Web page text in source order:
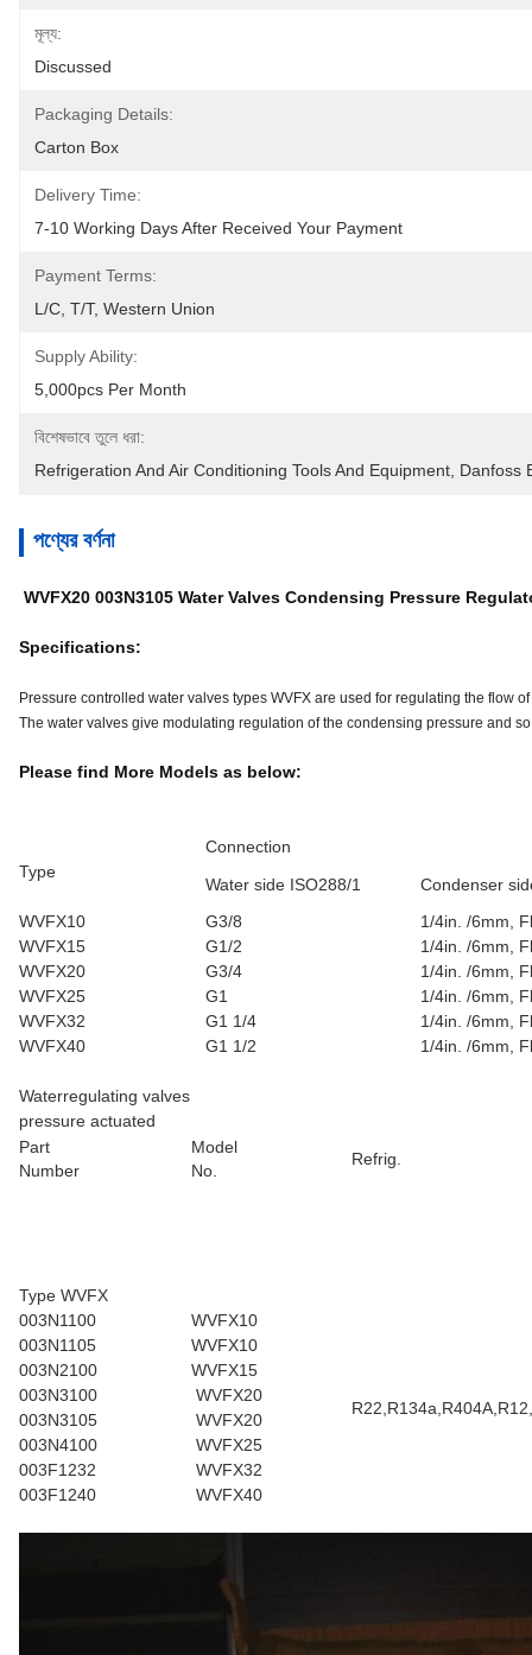
মূল্য:
Discussed
Packaging Details:
Carton Box
Delivery Time:
7-10 Working Days After Received Your Payment
Payment Terms:
L/C, T/T, Western Union
Supply Ability:
5,000pcs Per Month
বিশেষভাবে তুলে ধরা:
Refrigeration And Air Conditioning Tools And Equipment Danfoss
পণ্যের বর্ণনা
WVFX20 003N3105 Water Valves Condensing Pressure
Specifications:
Pressure controlled water valves types WVFX are used for regulating the flow
The water valves give modulating regulation of the condensing pressure and
Please find More Models as below:
Type
Connection
Water side ISO288/1
Condenser
WVFX10
G3/8
1/4in. /6mm,
WVFX15
G1/2
1/4in. /6mm,
WVFX20
G3/4
1/4in. /6mm,
WVFX25
G1
1/4in. /6mm,
WVFX32
G1 1/4
1/4in. /6mm,
WVFX40
G1 1/2 1/4in. /6mm,
Waterregulating valves
pressure actuated
Part
Number
Model
No.
Refrig.
Type WVFX
003N1100
WVFX10
003N1105
WVFX10
003N2100
WVFX15
003N3100
WVFX20
003N3105
WVFX20
003N4100
WVFX25
003F1232
WVFX32
003F1240
WVFX40